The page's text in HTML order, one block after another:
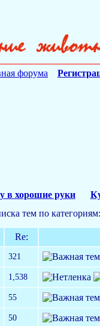
форума
в хорошие руки
тем по категориям:
Re:
321
1,538
55
50